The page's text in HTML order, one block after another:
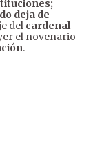
deja de
del cardenal
el novenario
.